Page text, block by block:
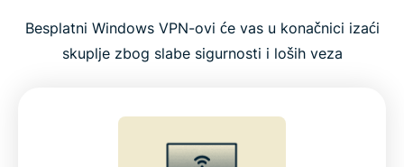
Besplatni Windows VPN-ovi će vas u konačnici izaći
skuplje zbog slabe sigurnosti i loših veza